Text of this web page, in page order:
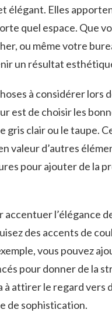
élégant. Elles
quel espace. ‍Que
ou même votre‌
un résultat
à considérer
est de choisir les
gris clair‌ ou le taupe.
valeur d’autres
⁢pour ajouter de ⁤la
accentuer ​l’élégance
des accents de
‌vous pouvez
pour ⁣donner de la
attirer le regard
⁢de ⁣sophistication.